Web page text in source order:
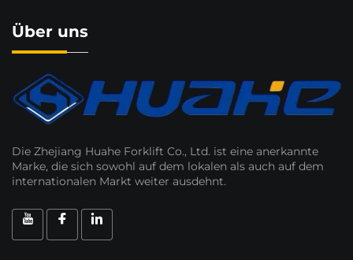
Über uns
Die Zhejiang Huahe Forklift Co., Ltd. ist eine anerkannte
Marke, die sich sowohl auf dem lokalen als auch auf dem
internationalen Markt weiter ausdehnt.